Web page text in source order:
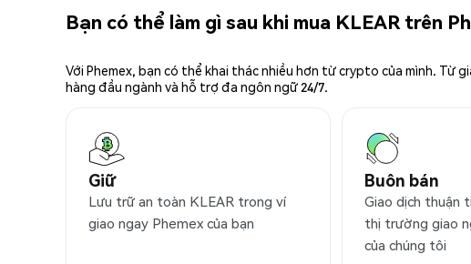
Bạn có thể làm gì sau khi mua KLEAR trên
Với Phemex, bạn có thể khai thác nhiều hơn từ crypto của mình.
hàng đầu ngành và hỗ trợ đa ngôn ngữ 24/7.
Giữ
Lưu trữ an toàn KLEAR trong ví
giao ngay Phemex của bạn
Buôn bán
Giao dịch thuận
thị trường giao
của chúng tôi